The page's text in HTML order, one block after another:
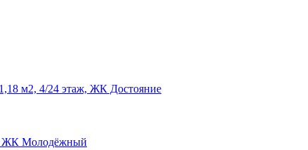
м2, 4/24 этаж, ЖК Достояние
ЖК Молодёжный